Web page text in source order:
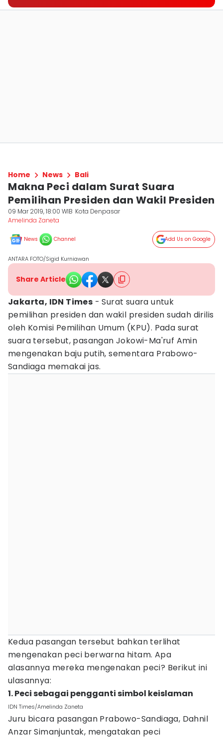
Home News Bali
Makna Peci dalam Surat Suara
Pemilihan Presiden dan Wakil Presiden
09 Mar 2019, 18:00 WIB Kota Denpasar
Amelinda Zaneta
News Channel Add Us on Google
ANTARA FOTO/Sigid Kurniawan
Share Article
Jakarta, IDN Times - Surat suara untuk
pemilihan presiden dan wakil presiden sudah dirilis
oleh Komisi Pemilihan Umum (KPU). Pada surat
suara tersebut, pasangan Jokowi-Ma'ruf Amin
mengenakan baju putih, sementara Prabowo-
Sandiaga memakai jas.
Kedua pasangan tersebut bahkan terlihat
mengenakan peci berwarna hitam. Apa
alasannya mereka mengenakan peci? Berikut ini
ulasannya:
1. Peci sebagai pengganti simbol keislaman
IDN Times/Amelinda Zaneta
Juru bicara pasangan Prabowo-Sandiaga, Dahnil
Anzar Simanjuntak, mengatakan peci